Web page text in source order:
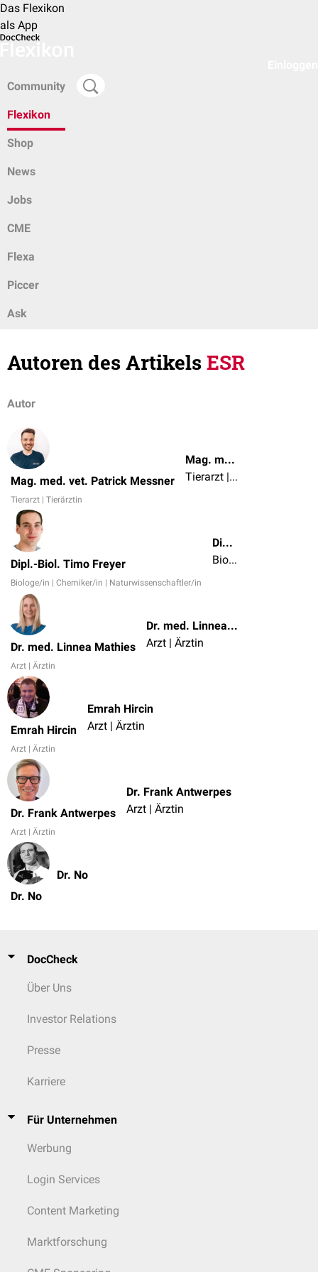
Das Flexikon
als App
Community
Flexikon
Shop
News
Jobs
CME
Flexa
Piccer
Ask
Autoren des ArtikelsESR
Autor
Mag. med. vet. Patrick Messner
Tierarzt | Tierärztin
Mag. med. vet. Patrick Messner
Tierarzt | Tierärztin
Dipl.-Biol. Timo Freyer
Biologe/in | Chemiker/in | Naturwissenschaftler/in
Dipl.-Biol. Timo Freyer
Biologe/in | Chemiker/in | Naturwissenschaftler/in
Dr. med. Linnea Mathies
Arzt | Ärztin
Dr. med. Linnea Mathies
Arzt | Ärztin
Emrah Hircin
Arzt | Ärztin
Emrah Hircin
Arzt | Ärztin
Dr. Frank Antwerpes
Arzt | Ärztin
Dr. Frank Antwerpes
Arzt | Ärztin
Dr. No
Dr. No
DocCheck
Über Uns
Investor Relations
Presse
Karriere
Für Unternehmen
Werbung
Login Services
Content Marketing
Marktforschung